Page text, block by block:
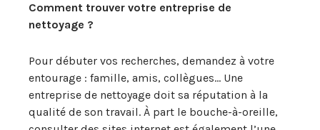
Comment trouver votre entreprise de
nettoyage ?
Pour débuter vos recherches, demandez à votre
entourage : famille, amis, collègues… Une
entreprise de nettoyage doit sa réputation à la
qualité de son travail. À part le bouche-à-oreille,